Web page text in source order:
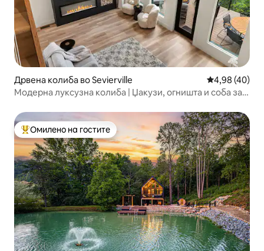
Дрвена колиба во Sevierville Просечна
4,98 (40)
Модерна луксузна колиба | Џакузи, огништа и соба за
Меѓу најуспешните „Омилени на гостите“
Омилено на гостите